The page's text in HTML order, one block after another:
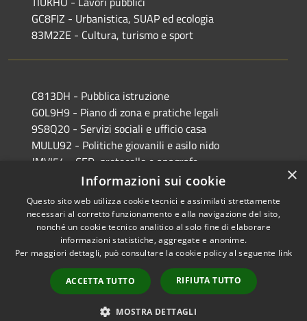
GC8FIZ - Urbanistica, SUAP ed ecologia
83M2ZE - Cultura, turismo e sport
C813DH - Pubblica istruzione
G0L9H9 - Piano di zona e pratiche legali
9S8Q20 - Servizi sociali e ufficio casa
MULU92 - Politiche giovanili e asilo nido
JMVI54 - CED, protocollo e anagrafe
EFR931 - Polizia Locale
Accessibilità
Copyright © 2026 • Comune di
Castiglione delle Stiviere •
Powered byMunicipium
Accesso redazione
×
Informazioni sui cookie
Questo sito web utilizza cookie tecnici e assimilati strettamente
necessari al corretto funzionamento e alla navigazione del sito,
nonché un cookie tecnico analitico al solo fine di elaborare
informazioni statistiche, aggregate e anonime.
Per maggiori dettagli, può consultare la cookie policy al seguente link
ACCETTA TUTTO RIFIUTA TUTTO
MOSTRA DETTAGLI